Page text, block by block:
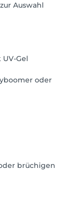
Auswahl
Gel
oder
brüchigen